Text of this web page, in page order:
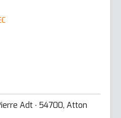
Adt ∙ 54700, Atton